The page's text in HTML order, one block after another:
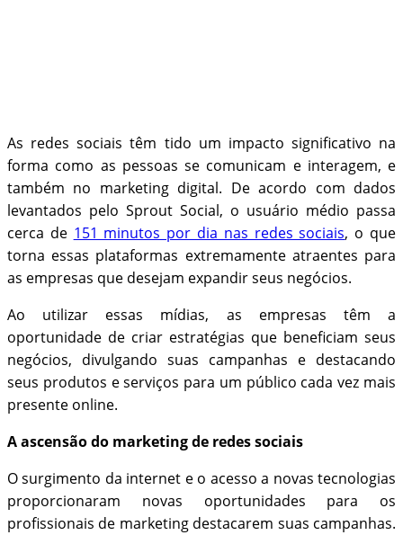
As redes sociais têm tido um impacto significativo na
forma como as pessoas se comunicam e interagem, e
também no marketing digital. De acordo com dados
levantados pelo Sprout Social, o usuário médio passa
cerca de 151 minutos por dia nas redes sociais, o que
torna essas plataformas extremamente atraentes para
as empresas que desejam expandir seus negócios.
Ao utilizar essas mídias, as empresas têm a
oportunidade de criar estratégias que beneficiam seus
negócios, divulgando suas campanhas e destacando
seus produtos e serviços para um público cada vez mais
presente online.
A ascensão do marketing de redes sociais
O surgimento da internet e o acesso a novas tecnologias
proporcionaram novas oportunidades para os
profissionais de marketing destacarem suas campanhas.